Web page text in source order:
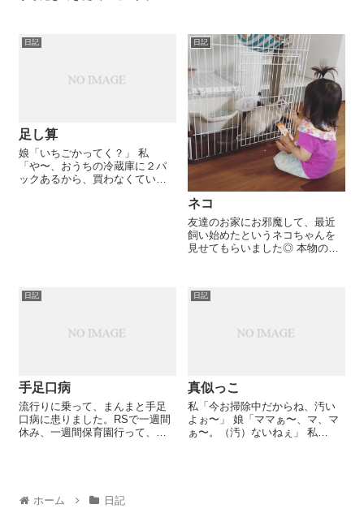
なんて大して気にしてませんで
日記
足し算
娘「いちごかってく？」 私
「や〜、おうちの冷蔵庫に２パ
ックあるから、買わなくていい
日記
ネコ
友達のお家にお邪魔して、最近
飼い始めたというネコちゃんを
見せてもらいました◎ 本物のネ
机の下やソファの裏側を覗いた
日記
手足口病
流行りに乗って、まんまと手足
口病に患りました。RSで一週間
休み、一週間保育園行って、今
とか腰にプツプツがあったので
日記
真似っこ
私「今お掃除中だからね、汚い
よぉ〜」 娘「ママぁ〜、マ、マ
ぁ〜。（汚）ないねぇ」 私
ホーム 日記